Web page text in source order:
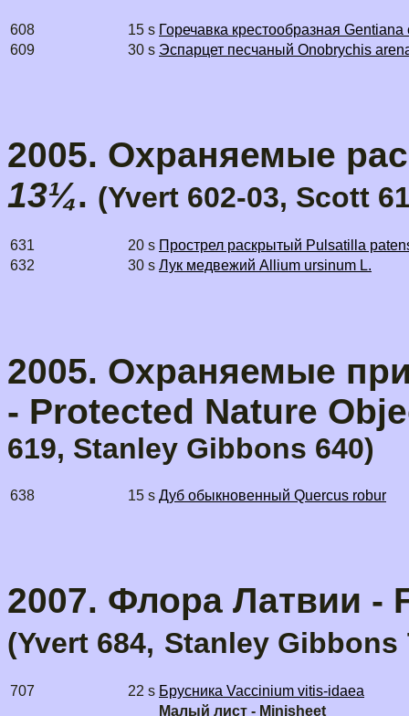
608 15 s Горечавка крестообразная
609
30 s Эспарцет песчаный Onobrychis
2005. Охраняемые
13¼. (Yvert 602-03, Scott
631 20 s Прострел раскрытый Pulsatilla
632
30 s Лук медвежий Allium ursinum L.
2005. Охраняемые
- Protected Nature
619, Stanley Gibbons 640)
638 15 s Дуб обыкновенный Quercus robur
2007. Флора Латвии -
(Yvert 684, Stanley Gibbons
707 22 s Брусника Vaccinium vitis-idaea
Малый лист - Minisheet